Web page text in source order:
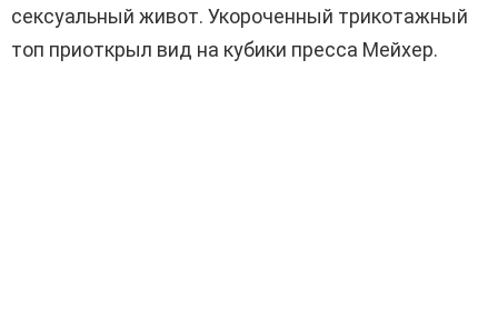
сексуальный живот. Укороченный трикотажный
топ приоткрыл вид на кубики пресса Мейхер.